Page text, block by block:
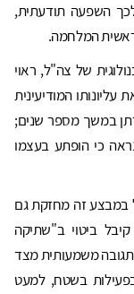
השפעה תודעתית,
המלחמה.
של צה"ל, ראוי
המודיעינית
במשך מספר שנים;
כי הופתע בעצמו
במבצע זה מחזקת גם
ביטוי ב"שתיקה
משמעותית מצד
בפעילות בשטח, למעט